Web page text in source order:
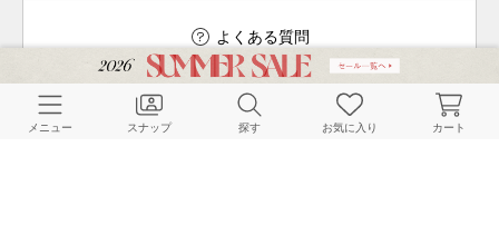
よくある質問
メニュー スナップ 探す お気に入り カート